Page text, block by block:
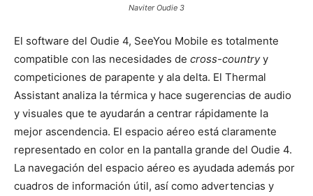
Naviter Oudie 3
El software del Oudie 4, SeeYou Mobile es totalmente
compatible con las necesidades de cross-countryy
competiciones de parapente y ala delta. El Thermal
Assistant analiza la térmica y hace sugerencias de audio
y visuales que te ayudarán a centrar rápidamente la
mejor ascendencia. El espacio aéreo está claramente
representado en color en la pantalla grande del Oudie 4.
La navegación del espacio aéreo es ayudada además por
cuadros de información útil, así como advertencias y